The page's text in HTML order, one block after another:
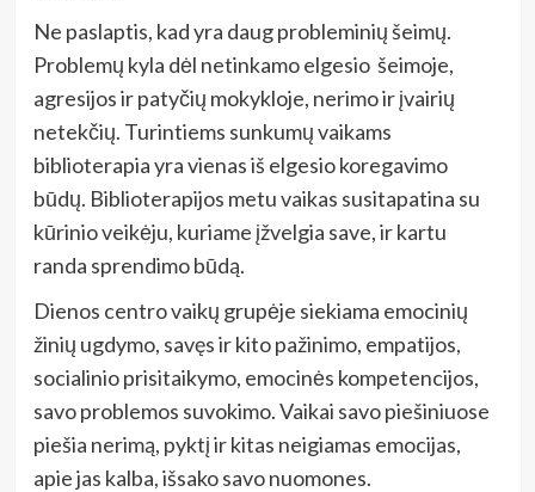
Ne paslaptis, kad yra daug probleminių šeimų.
Problemų kyla dėl netinkamo elgesio šeimoje,
agresijos ir patyčių mokykloje, nerimo ir įvairių
netekčių. Turintiems sunkumų vaikams
biblioterapia yra vienas iš elgesio koregavimo
būdų. Biblioterapijos metu vaikas susitapatina su
kūrinio veikėju, kuriame įžvelgia save, ir kartu
randa sprendimo būdą.
Dienos centro vaikų grupėje siekiama emocinių
žinių ugdymo, savęs ir kito pažinimo, empatijos,
socialinio prisitaikymo, emocinės kompetencijos,
savo problemos suvokimo. Vaikai savo piešiniuose
piešia nerimą, pyktį ir kitas neigiamas emocijas,
apie jas kalba, išsako savo nuomones.